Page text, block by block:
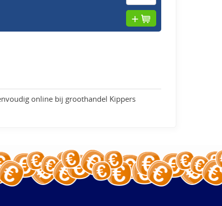
online bij groothandel Kippers